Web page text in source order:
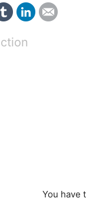
You have